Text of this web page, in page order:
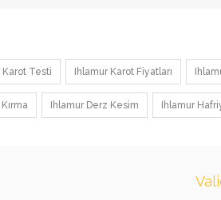
Karot Testi Ihlamur Karot Fiyatları
Ihlamur Derz Kesim Ihlamur